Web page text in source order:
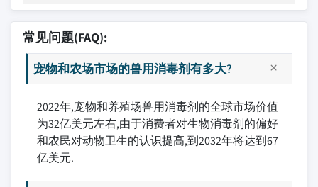
常见问题(FAQ):
宠物和农场市场的兽用消毒剂有多大?
2022年,宠物和养殖场兽用消毒剂的全球市场价值
为32亿美元左右,由于消费者对生物消毒剂的偏好
和农民对动物卫生的认识提高,到2032年将达到67
亿美元.